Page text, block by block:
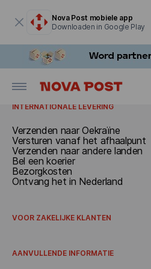
Nova Post mobiele app
Downloaden in Google Play
Documenten en pakjes tot 30 kg
Bel een koerier
Versturen vanaf het afhaalpunt
Bezorgkosten
ONTVANGEN
Ontvang in Nederland
Ontvangen op het afhaalpunt
INTERNATIONALE LEVERING
Verzenden naar Oekraïne
Versturen vanaf het afhaalpunt
Verzenden naar andere landen
Bel een koerier
Bezorgkosten
Ontvang het in Nederland
VOOR ZAKELIJKE KLANTEN
Internationale levering
AANVULLENDE INFORMATIE